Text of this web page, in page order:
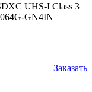
UHS-I Class 3
GN4IN
Заказать